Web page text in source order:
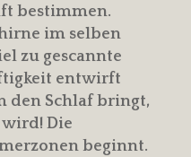
bestimmen.
im selben
zu gescannte
entwirft
den Schlaf bringt,
Die
beginnt.